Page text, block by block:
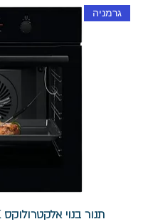
גרמניה
תנור בנוי אלקטרולוקס EOH6229K עם תוכנית שבת